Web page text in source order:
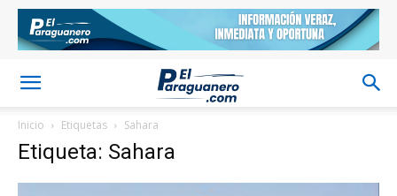
Inicio Etiquetas Sahara
Etiqueta: Sahara